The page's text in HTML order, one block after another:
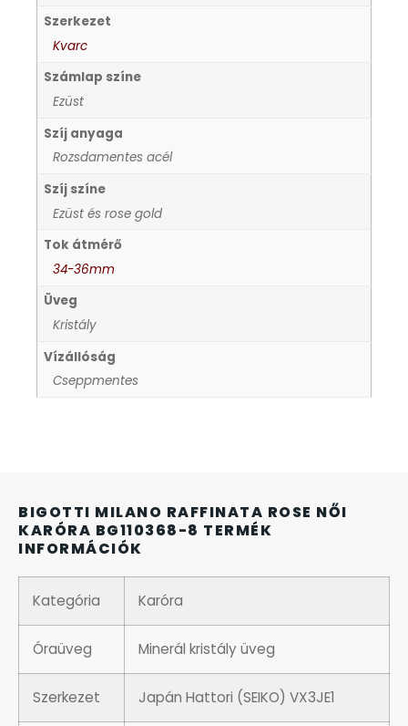
Szerkezet
Kvarc
Számlap színe
Ezüst
Szíj anyaga
Rozsdamentes acél
Szíj színe
Ezüst és rose gold
Tok átmérő
34-36mm
Üveg
Kristály
Vízállóság
Cseppmentes
BIGOTTI MILANO RAFFINATA ROSE NŐI
KARÓRA BG110368-8 TERMÉK
INFORMÁCIÓK
Kategória Karóra
Óraüveg Minerál kristály üveg
Szerkezet Japán Hattori (SEIKO) VX3JE1
HOLLÓHÁZI PORCELÁN
ICE WATCH
KANDALLÓÓRÁK
KENNETH COLE
LORUS
LOTUS STYLE
MÁRKÁS KARÓRA SZÍJAK
MASERATI
OKOSÓRÁK
ÓRAFORGATÓK
ÓRÁS GÉPEK